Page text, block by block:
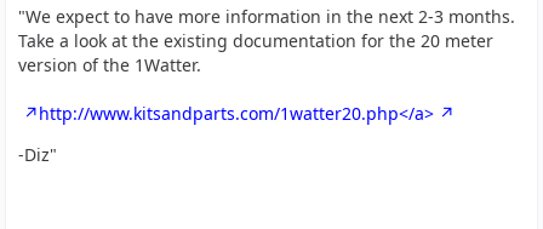
"We expect to have more information in the next 2-3 months.
Take a look at the existing documentation for the 20 meter
version of the 1Watter.
http://www.kitsandparts.com/1watter20.php</a>
-Diz"